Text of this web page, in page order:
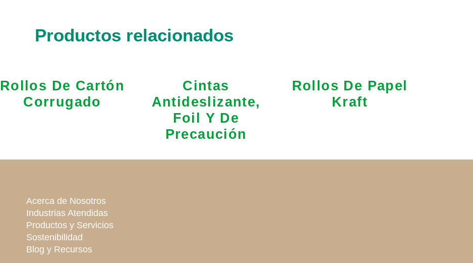
Productos relacionados
Rollos De Cartón
Corrugado
Cintas
Antideslizante,
Foil Y De
Precaución
Rollos De Papel
Kraft
Acerca de Nosotros
Industrias Atendidas
Productos y Servicios
Sostenibilidad
Blog y Recursos